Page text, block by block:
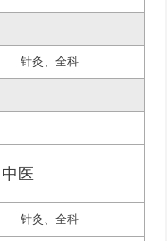
针灸、全科
中医
针灸、全科